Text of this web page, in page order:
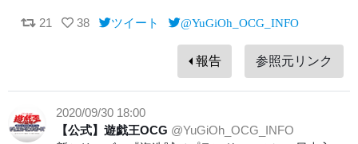
21 38 ツイート @YuGiOh_OCG_INFO
報告 参照元リンク
2020/09/30 18:00
【公式】遊戯王OCG @YuGiOh_OCG_INFO